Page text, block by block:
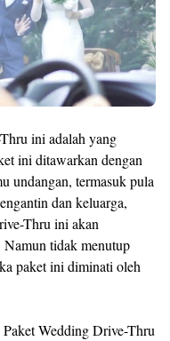
ini adalah yang
ini ditawarkan dengan
undangan, termasuk pula
dan keluarga,
Thru ini akan
tidak menutup
paket ini diminati oleh
Wedding Drive-Thru